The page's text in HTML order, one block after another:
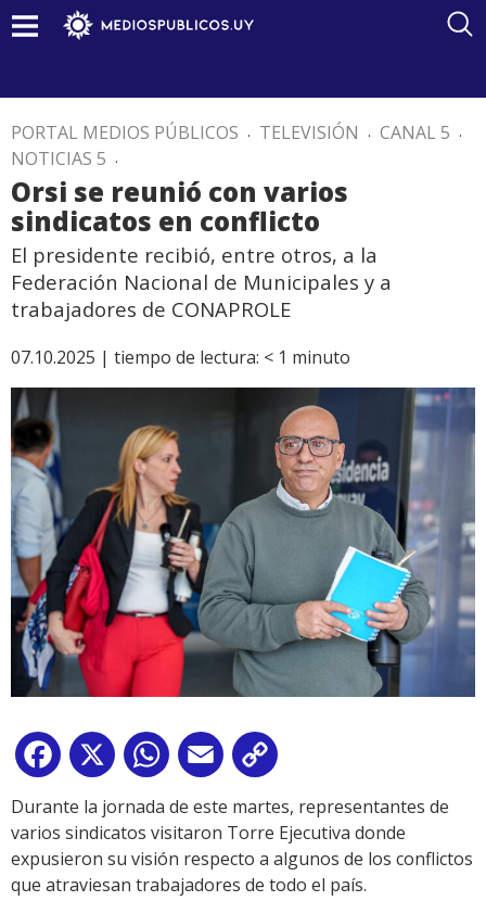
PORTAL MEDIOS PÚBLICOS . TELEVISIÓN . CANAL 5 .
NOTICIAS 5 .
Orsi se reunió con varios
sindicatos en conflicto
El presidente recibió, entre otros, a la
Federación Nacional de Municipales y a
trabajadores de CONAPROLE
07.10.2025 | tiempo de lectura: < 1 minuto
Facebook
X WhatsApp
Email
Link
Durante la jornada de este martes, representantes de
varios sindicatos visitaron Torre Ejecutiva donde
expusieron su visión respecto a algunos de los conflictos
que atraviesan trabajadores de todo el país.